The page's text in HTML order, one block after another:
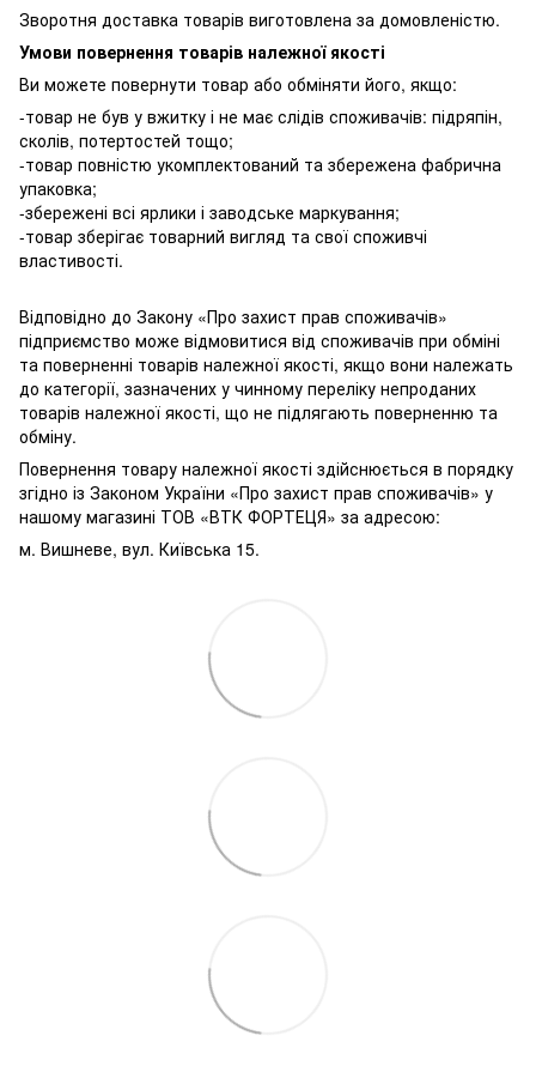
Зворотня доставка товарів виготовлена ​​за домовленістю.
Умови повернення товарів належної якості
Ви можете повернути товар або обміняти його, якщо:
-товар не був у вжитку і не має слідів споживачів: підряпін,
сколів, потертостей тощо;
-товар повністю укомплектований та збережена фабрична
упаковка;
-збережені всі ярлики і заводське маркування;
-товар зберігає товарний вигляд та свої споживчі
властивості.
Відповідно до Закону «Про захист прав споживачів»
підприємство може відмовитися від споживачів при обміні
та поверненні товарів належної якості, якщо вони належать
до категорії, зазначених у чинному переліку непроданих
товарів належної якості, що не підлягають поверненню та
обміну.
Повернення товару належної якості здійснюється в порядку
згідно із Законом України «Про захист прав споживачів» у
нашому магазині ТОВ «ВТК ФОРТЕЦЯ» за адресою:
м. Вишневе, вул. Київська 15.